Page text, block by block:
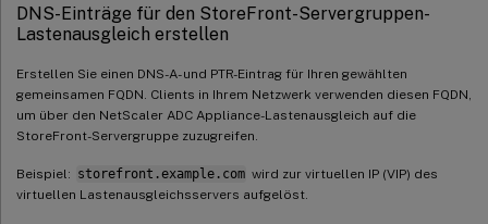
DNS-Einträge für den StoreFront-Servergruppen-
Lastenausgleich erstellen
Erstellen Sie einen DNS-A- und PTR-Eintrag für Ihren gewählten
gemeinsamen FQDN. Clients in Ihrem Netzwerk verwenden diesen FQDN,
um über den NetScaler ADC Appliance-Lastenausgleich auf die
StoreFront-Servergruppe zuzugreifen.
Beispiel: storefront.example.com wird zur virtuellen IP (VIP) des
virtuellen Lastenausgleichsservers aufgelöst.